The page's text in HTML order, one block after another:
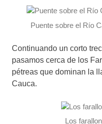
Puente sobre el Río
Continuando un corto
pasamos cerca de los
pétreas que dominan la
Cauca.
Los